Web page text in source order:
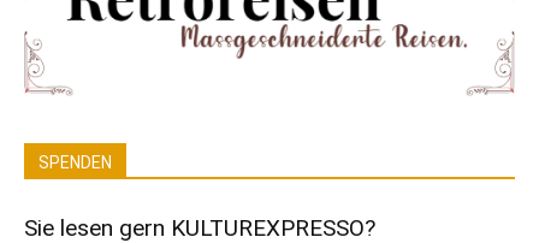
SPENDEN
Sie lesen gern KULTUREXPRESSO?